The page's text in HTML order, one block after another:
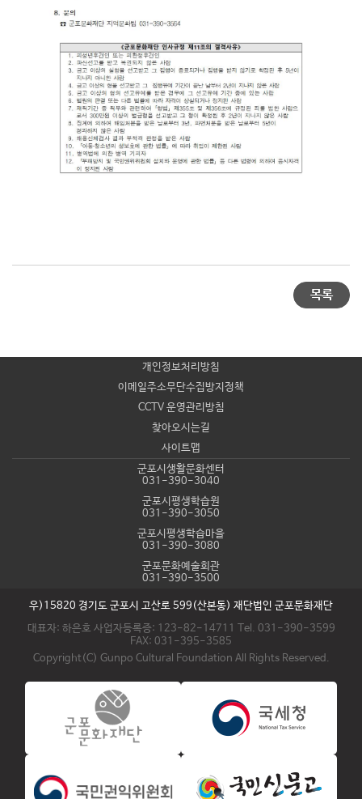
목록
개인정보처리방침
이메일주소무단수집방지정책
CCTV 운영관리방침
찾아오시는길
사이트맵
군포시생활문화센터
031-390-3040
군포시평생학습원
031-390-3050
군포시평생학습마을
031-390-3080
군포문화예술회관
031-390-3500
우)15820 경기도 군포시 고산로 599(산본동) 재단법인 군포문화재단
대표자: 하은호 사업자등록증: 123-82-14711 Tel. 031-390-3599
FAX: 031-395-3585
Copyright(C) Gunpo Cultural Foundation All Rights Reserved.